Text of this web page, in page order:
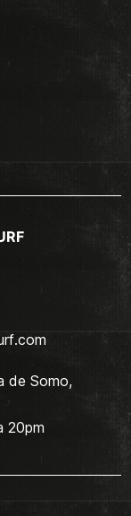
de Somo,
20pm